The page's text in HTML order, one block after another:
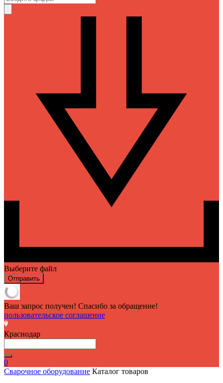
Выберите файл
Отправить
Ваш запрос получен! Спасибо за обращение!
пользовательское соглашение
Краснодар
0
Сварочное оборудование Каталог товаров